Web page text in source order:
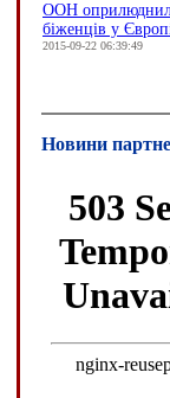
ООН
біженців у
2015-09-22 06:39:49
Новини